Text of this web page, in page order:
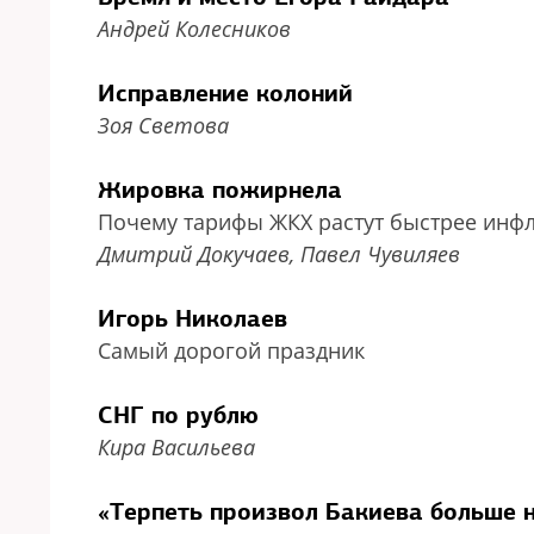
Андрей Колесников
Исправление колоний
Зоя Светова
Жировка пожирнела
Почему тарифы ЖКХ растут быстрее
Дмитрий Докучаев, Павел Чувиляев
Игорь Николаев
Самый дорогой праздник
СНГ по рублю
Кира Васильева
«Терпеть произвол Бакиева больше